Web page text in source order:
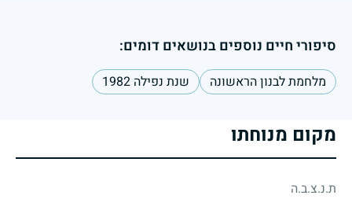
סיפורי חיים נוספים בנושאים דומים:
מלחמת לבנון הראשונה שנת נפילה 1982
מקום מנוחתו
ת.נ.צ.ב.ה